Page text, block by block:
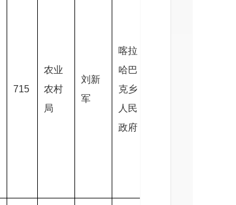
715
农业
农村
局
刘新
军
喀拉
哈巴
克乡
人民
政府